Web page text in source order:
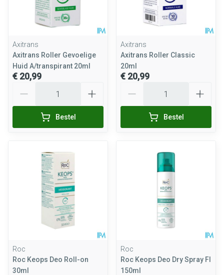
Axitrans
Axitrans Roller Gevoelige
Huid A/transpirant 20ml
€ 20,99
Bestel
Axitrans
Axitrans Roller Classic
20ml
€ 20,99
Bestel
Roc
Roc Keops Deo Roll-on
30ml
Roc
Roc Keops Deo Dry Spray Fl
150ml